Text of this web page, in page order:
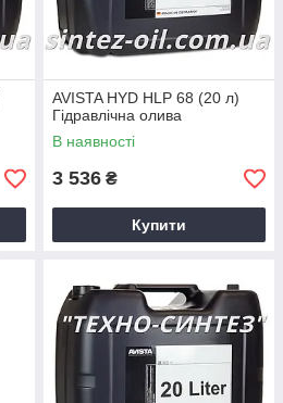
AVISTA HYD HLP 68 (20 л)
Гідравлічна олива
В наявності
3 536 ₴
Купити